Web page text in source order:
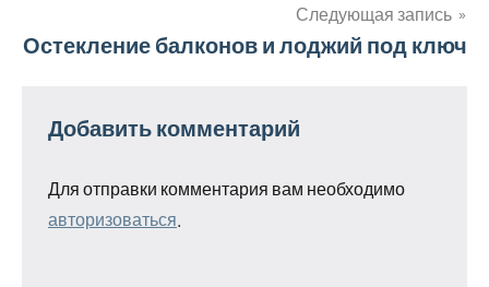
Следующая запись
Остекление балконов и лоджий под ключ
Добавить комментарий
Для отправки комментария вам необходимо
авторизоваться